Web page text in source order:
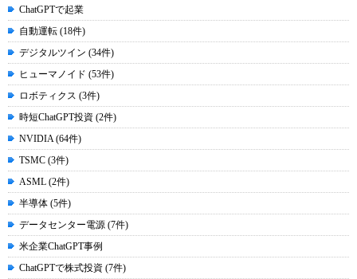
ChatGPTで起業
自動運転 (18件)
デジタルツイン (34件)
ヒューマノイド (53件)
ロボティクス (3件)
時短ChatGPT投資 (2件)
NVIDIA (64件)
TSMC (3件)
ASML (2件)
半導体 (5件)
データセンター電源 (7件)
米企業ChatGPT事例
ChatGPTで株式投資 (7件)